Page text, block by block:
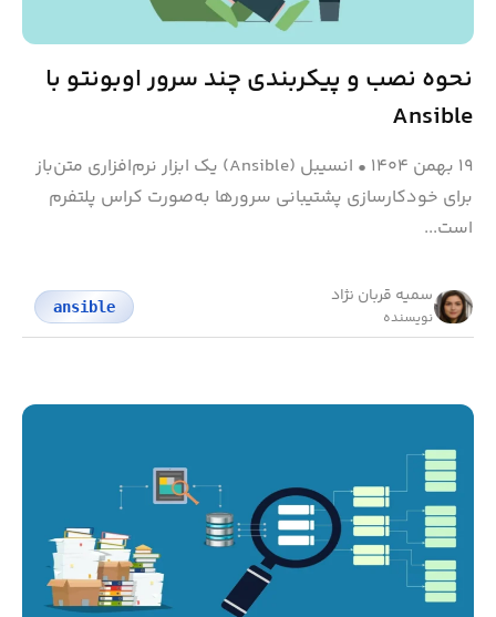
نحوه نصب و پیکربندی چند سرور اوبونتو با
Ansible
۱۹ بهمن ۱۴۰۴ •
انسیبل (Ansible) یک ابزار نرم‌افزاری متن‌باز
برای خودکارسازی پشتیبانی سرورها به‌صورت کراس پلتفرم
است...
سمیه قربان نژاد
نویسنده
ansible